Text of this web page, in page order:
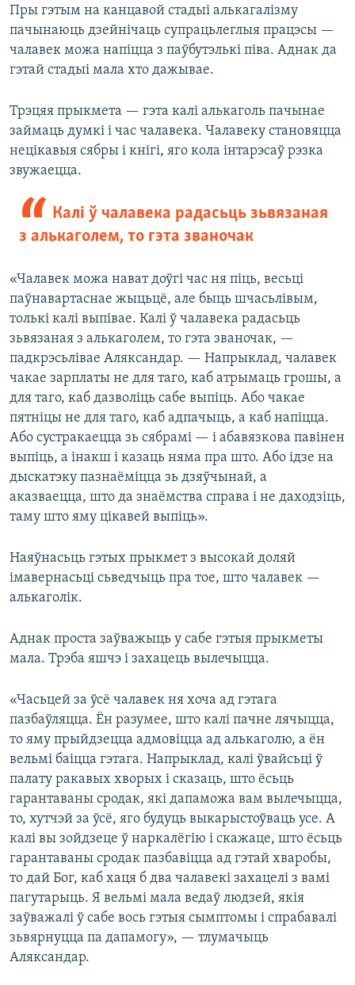
Пры гэтым на канцавой стадыі алькагалізму
пачынаюць дзейнічаць супрацьлеглыя працэсы —
чалавек можа напіцца з паўбутэлькі піва. Аднак да
гэтай стадыі мала хто дажывае.
Трэцяя прыкмета — гэта калі алькаголь пачынае
займаць думкі і час чалавека. Чалавеку становяцца
нецікавыя сябры і кнігі, яго кола інтарэсаў рэзка
звужаецца.
Калі ў чалавека радасьць зьвязаная
з алькаголем, то гэта званочак
«Чалавек можа нават доўгі час ня піць, весьці
паўнавартаснае жыцьцё, але быць шчасьлівым,
толькі калі выпівае. Калі ў чалавека радасьць
зьвязаная з алькаголем, то гэта званочак, —
падкрэсьлівае Аляксандар. — Напрыклад, чалавек
чакае зарплаты не для таго, каб атрымаць грошы, а
для таго, каб дазволіць сабе выпіць. Або чакае
пятніцы не для таго, каб адпачыць, а каб напіцца.
Або сустракаецца зь сябрамі — і абавязкова павінен
выпіць, а інакш і казаць няма пра што. Або ідзе на
дыскатэку пазнаёміцца зь дзяўчынай, а
аказваецца, што да знаёмства справа і не даходзіць,
таму што яму цікавей выпіць».
Наяўнасьць гэтых прыкмет з высокай доляй
імавернасьці сьведчыць пра тое, што чалавек —
алькаголік.
Аднак проста заўважыць у сабе гэтыя прыкметы
мала. Трэба яшчэ і захацець вылечыцца.
«Часьцей за ўсё чалавек ня хоча ад гэтага
пазбаўляцца. Ён разумее, што калі пачне лячыцца,
то яму прыйдзецца адмовіцца ад алькаголю, а ён
вельмі баіцца гэтага. Напрыклад, калі ўвайсьці ў
палату ракавых хворых і сказаць, што ёсьць
гарантаваны сродак, які дапаможа вам вылечыцца,
то, хутчэй за ўсё, яго будуць выкарыстоўваць усе. А
калі вы зойдзеце ў наркалёгію і скажаце, што ёсьць
гарантаваны сродак пазбавіцца ад гэтай хваробы,
то дай Бог, каб хаця б два чалавекі захацелі з вамі
пагутарыць. Я вельмі мала ведаў людзей, якія
заўважалі ў сабе вось гэтыя сымптомы і спрабавалі
зьвярнуцца па дапамогу», — тлумачыць
Аляксандар.